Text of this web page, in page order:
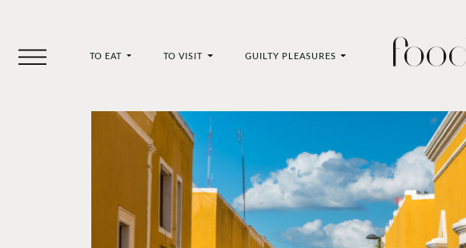
TO EAT TO VISIT GUILTY PLEASURES